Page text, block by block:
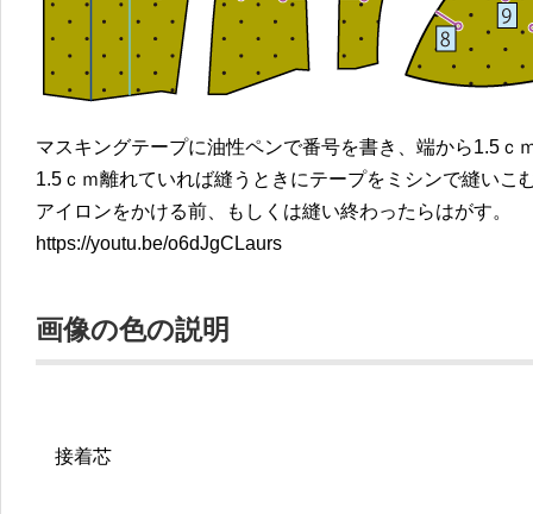
マスキングテープに油性ペンで番号を書き、端から1.5ｃ
1.5ｃｍ離れていれば縫うときにテープをミシンで縫いこ
アイロンをかける前、もしくは縫い終わったらはがす。
https://youtu.be/o6dJgCLaurs
画像の色の説明
接着芯